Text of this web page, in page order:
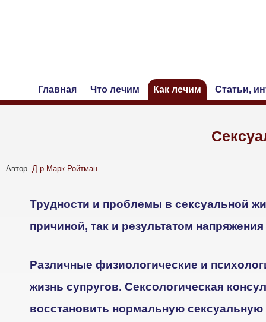
Главная Что лечим Как лечим Статьи,
Автор Д-р Марк Ройтман
Трудности и проблемы в сексуальной
причиной, так и результатом
Различные физиологические и
жизнь супругов. Сексологическая
восстановить нормальную сексуальную